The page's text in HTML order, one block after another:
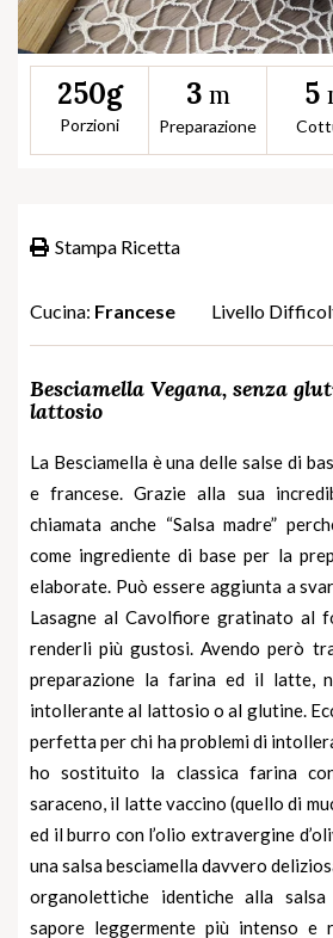
250g
Porzioni
3 m
Preparazione
5
Stampa Ricetta
Cucina: Francese Livello
Besciamella Vegana, senza
lattosio
La Besciamella è una delle salse di
e francese. Grazie alla sua
chiamata anche “Salsa madre”
come ingrediente di base per la
elaborate. Può essere aggiunta a
Lasagne al Cavolfiore gratinato al
renderli più gustosi. Avendo però
preparazione la farina ed il latte,
intollerante al lattosio o al glutine.
perfetta per chi ha problemi di
ho sostituito la classica farina
saraceno, il latte vaccino (quello di
ed il burro con l’olio extravergine
una salsa besciamella davvero
organolettiche identiche alla
sapore leggermente più intenso e